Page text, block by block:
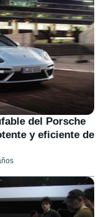
del Porsche
y eficiente de